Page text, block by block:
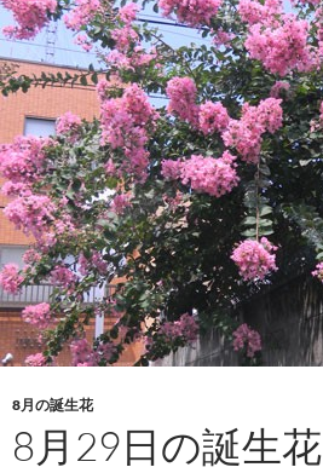
8月の誕生花
8月29日の誕生花